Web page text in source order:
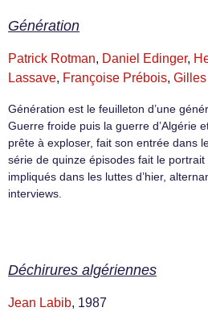
Génération
Patrick Rotman, Daniel Edinger,
Lassave, Françoise Prébois,
Génération est le feuilleton d’une
Guerre froide puis la guerre d’Algérie
prête à exploser, fait son entrée dans
série de quinze épisodes fait le
impliqués dans les luttes d’hier,
interviews.
Déchirures algériennes
Jean Labib, 1987